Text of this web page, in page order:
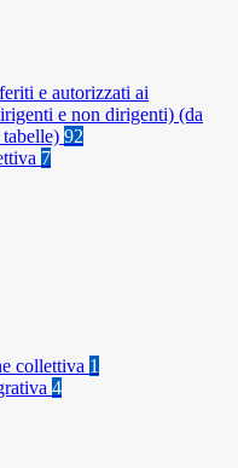
e autorizzati ai
e non dirigenti) (da
92
7
collettiva 1
4